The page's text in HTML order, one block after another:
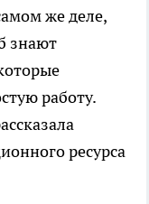
же деле,
знают
работу.
ресурса